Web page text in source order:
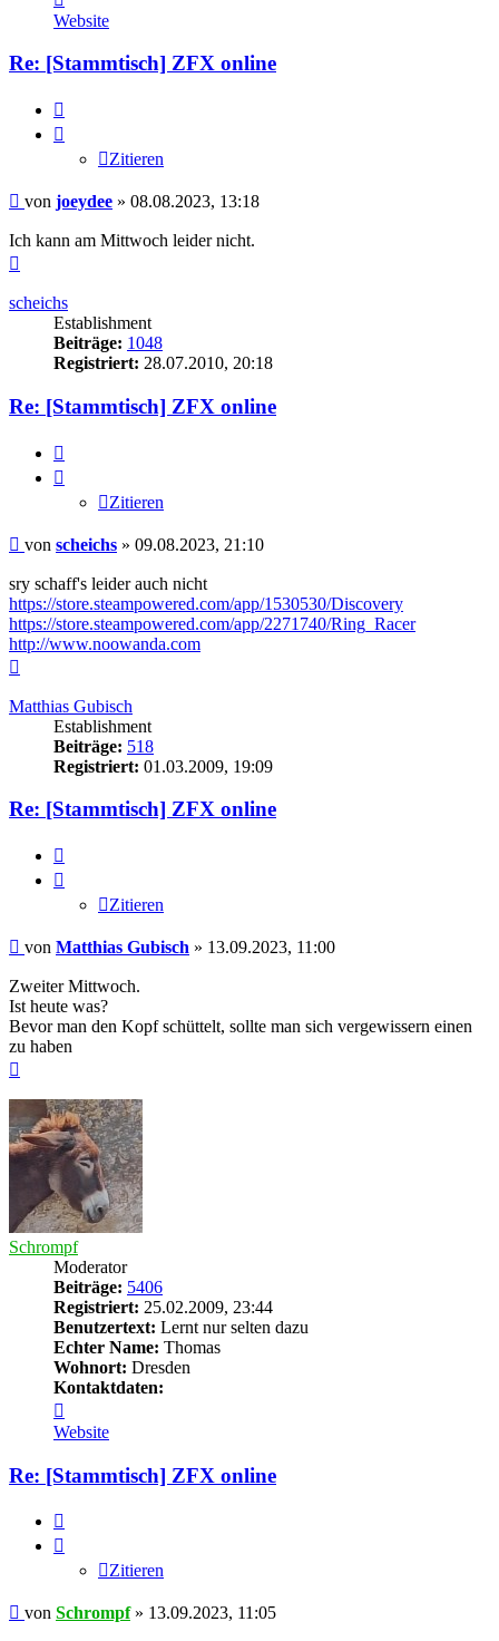
von
joeydee
Website
Re: [Stammtisch] ZFX online
Zitieren
Beitrag
von joeydee » 08.08.2023, 13:18
Ich kann am Mittwoch leider nicht.
scheichs
Establishment
Beiträge: 1048
Registriert: 28.07.2010, 20:18
Re: [Stammtisch] ZFX online
Zitieren
Beitrag
von scheichs » 09.08.2023, 21:10
sry schaff's leider auch nicht
https://store.steampowered.com/app/1530530/Discovery
https://store.steampowered.com/app/2271740/Ring_Racer
http://www.noowanda.com
Matthias Gubisch
Establishment
Beiträge: 518
Registriert: 01.03.2009, 19:09
Re: [Stammtisch] ZFX online
Zitieren
Beitrag
von Matthias Gubisch » 13.09.2023, 11:00
Zweiter Mittwoch.
Ist heute was?
Bevor man den Kopf schüttelt, sollte man sich vergewissern einen
zu haben
Schrompf
Moderator
Beiträge: 5406
Registriert: 25.02.2009, 23:44
Benutzertext: Lernt nur selten dazu
Echter Name: Thomas
Wohnort: Dresden
Kontaktdaten:
von
Schrompf
Website
Re: [Stammtisch] ZFX online
Zitieren
Beitrag
von Schrompf» 13.09.2023, 11:05